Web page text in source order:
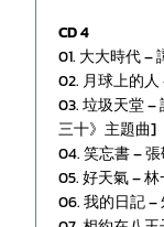
CD 4
01. 大大時代 –
02. 月球上的人
03. 垃圾天堂 –
三十》主題曲]
04. 笑忘書 –
05. 好天氣 –
06. 我的日記 –